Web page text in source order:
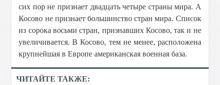
сих пор не признает двадцать четыре страны мира. А
Косово не признает большинство стран мира. Список
из сорока восьми стран, признавших Косово, так и не
увеличивается. В Косово, тем не менее, расположена
крупнейшая в Европе американская военная база.
ЧИТАЙТЕ ТАКЖЕ: